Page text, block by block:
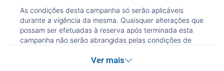
As condições desta campanha só serão aplicáveis
durante a vigência da mesma. Quaisquer alterações que
possam ser efetuadas à reserva após terminada esta
campanha não serão abrangidas pelas condições de
Ver mais